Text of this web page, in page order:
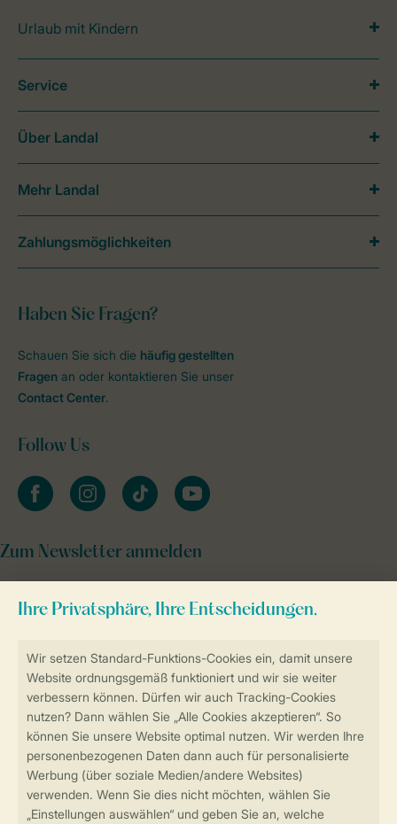
Sicher und schnell zur Online-Buchung
Sichere Datenübertragung
Sicheres Bezahlen
Urlaub mit Kindern
Haben Sie Fragen?
Schauen Sie sich die häufig gestellten
Fragen an oder kontaktieren Sie unser
Contact Center.
Follow Us
facebookinstagramtiktok youtube
Zum Newsletter anmelden
Service
Über Landal
Mehr Landal
Zahlungsmöglichkeiten